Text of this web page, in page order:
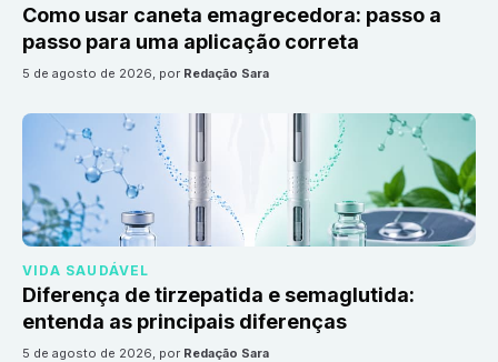
Como usar caneta emagrecedora: passo a
passo para uma aplicação correta
5 de agosto de 2026, por Redação Sara
VIDA SAUDÁVEL
Diferença de tirzepatida e semaglutida:
entenda as principais diferenças
5 de agosto de 2026, por Redação Sara